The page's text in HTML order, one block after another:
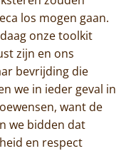
los mogen gaan.
onze toolkit
zijn en ons
bevrijding die
we in ieder geval in
want de
we bidden dat
en respect